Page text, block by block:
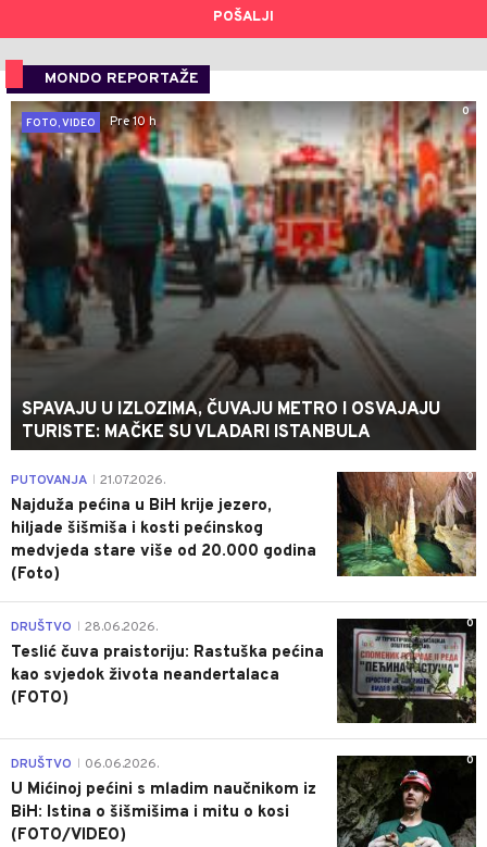
POŠALJI
MONDO REPORTAŽE
0
FOTO, VIDEO
Pre 10 h
SPAVAJU U IZLOZIMA, ČUVAJU METRO I OSVAJAJU
TURISTE: MAČKE SU VLADARI ISTANBULA
0
PUTOVANJA 21.07.2026.
Najduža pećina u BiH krije jezero,
hiljade šišmiša i kosti pećinskog
medvjeda stare više od 20.000 godina
(Foto)
0
DRUŠTVO 28.06.2026.
Teslić čuva praistoriju: Rastuška pećina
kao svjedok života neandertalaca
(FOTO)
0
DRUŠTVO 06.06.2026.
U Mićinoj pećini s mladim naučnikom iz
BiH: Istina o šišmišima i mitu o kosi
(FOTO/VIDEO)